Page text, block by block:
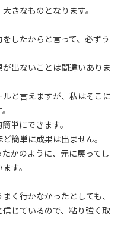
きなものとなります。
したからと言って、必ずう
出ないことは間違いありま
と言えますが、私はそこに
単にできます。
簡単に成果は出ません。
かのように、元に戻ってし
す。
く行かなかったとしても、
じているので、粘り強く取